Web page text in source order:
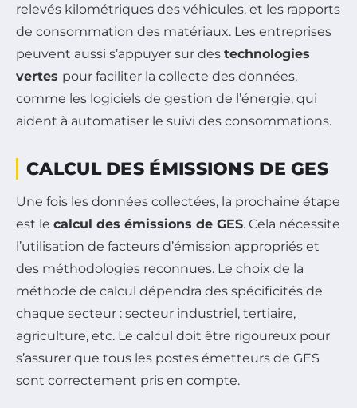
relevés kilométriques des véhicules, et les rapports
de consommation des matériaux. Les entreprises
peuvent aussi s’appuyer sur des technologies
vertes pour faciliter la collecte des données,
comme les logiciels de gestion de l’énergie, qui
aident à automatiser le suivi des consommations.
CALCUL DES ÉMISSIONS DE GES
Une fois les données collectées, la prochaine étape
est le calcul des émissions de GES. Cela nécessite
l’utilisation de facteurs d’émission appropriés et
des méthodologies reconnues. Le choix de la
méthode de calcul dépendra des spécificités de
chaque secteur : secteur industriel, tertiaire,
agriculture, etc. Le calcul doit être rigoureux pour
s’assurer que tous les postes émetteurs de GES
sont correctement pris en compte.